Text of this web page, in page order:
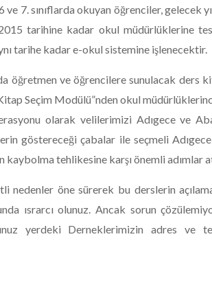
7. sınıflarda okuyan öğrenciler, gelecek
tarihine kadar okul müdürlüklerine
tarihe kadar e-okul sistemine işlenecektir.
öğretmen ve öğrencilere sunulacak ders
Seçim Modülü”nden okul
olarak velilerimizi Adıgece ve
göstereceği çabalar ile seçmeli
tehlikesine karşı önemli adımlar
nedenler öne sürerek bu derslerin
ısrarcı olunuz. Ancak sorun
yerdeki Derneklerimizin adres ve